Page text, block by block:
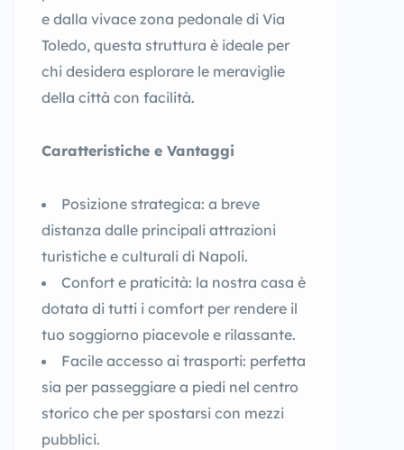
e dalla vivace zona pedonale di Via
Toledo, questa struttura è ideale per
chi desidera esplorare le meraviglie
della città con facilità.
Caratteristiche e Vantaggi
Posizione strategica: a breve
distanza dalle principali attrazioni
turistiche e culturali di Napoli.
Confort e praticità: la nostra casa è
dotata di tutti i comfort per rendere il
tuo soggiorno piacevole e rilassante.
Facile accesso ai trasporti: perfetta
sia per passeggiare a piedi nel centro
storico che per spostarsi con mezzi
pubblici.